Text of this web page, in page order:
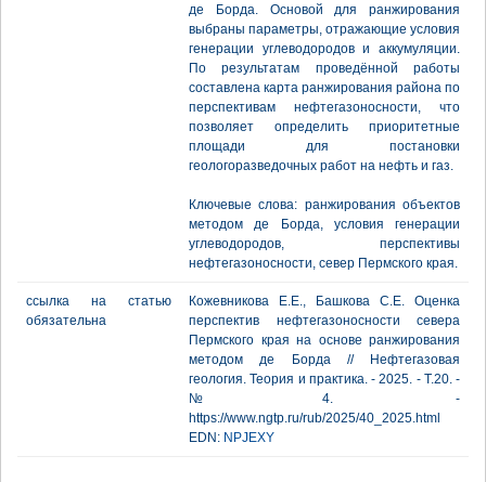
де Борда. Основой для ранжирования
выбраны параметры, отражающие условия
генерации углеводородов и аккумуляции.
По результатам проведённой работы
составлена карта ранжирования района по
перспективам нефтегазоносности, что
позволяет определить приоритетные
площади для постановки
геологоразведочных работ на нефть и газ.
Ключевые слова: ранжирования объектов
методом де Борда, условия генерации
углеводородов, перспективы
нефтегазоносности, север Пермского края.
ссылка на статью
обязательна
Кожевникова Е.Е., Башкова С.Е. Оценка
перспектив нефтегазоносности севера
Пермского края на основе ранжирования
методом де Борда // Нефтегазовая
геология. Теория и практика. - 2025. - Т.20. -
№4. -
https://www.ngtp.ru/rub/2025/40_2025.html
EDN: NPJEXY